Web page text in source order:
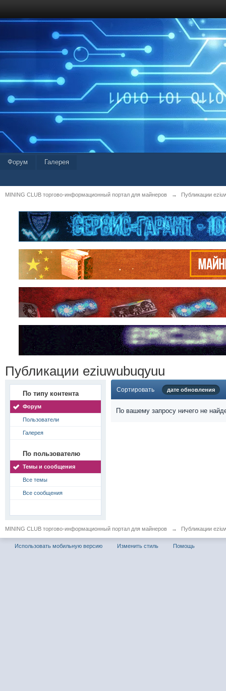
Форум Галерея
MINING CLUB торгово-информационный портал для майнеров → Публикации
Публикации eziuwubuqyuu
По типу контента
Форум
Пользователи
Галерея
По пользователю
Темы и сообщения
Все темы
Все сообщения
Сортировать дате обновления
По вашему запросу ничего не
MINING CLUB торгово-информационный портал для майнеров → Публикации
Использовать мобильную версию Изменить стиль Помощь